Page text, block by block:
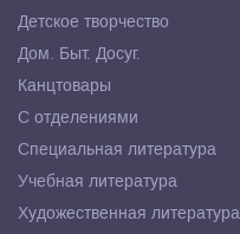
Детское творчество
Дом. Быт. Досуг.
Канцтовары
С отделениями
Специальная литература
Учебная литература
Художественная литература